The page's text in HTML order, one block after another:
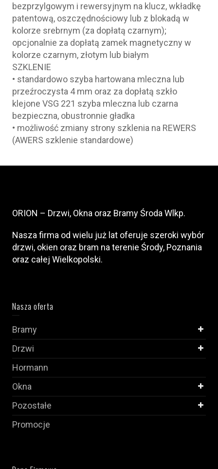
bezprzylgowym i rewersyjnym na klucz, wkładkę
patentową, oszczędnościowy lub z blokadą w
kolorze srebrnym (za dopłatą czarnym);
opcjonalnie za dopłatą zamek magnetyczny w
kolorze czarnym, złotym lub białym
SZKLENIE
• standardowo szyba hartowana mleczna lub
przeźroczysta 4 mm oraz za dopłatą szkło
klejone VSG 221 szyba mleczna lub czarna
bezpieczna, obustronnie gładka
• możliwość zmiany strony szklenia na REWERS
(AWERS szklenie standardowe)
ORION – Drzwi, Okna oraz Bramy Środa Wlkp.
Nasza firma od wielu już lat oferuje szeroki wybór
drzwi, okien oraz bram na terenie Środy, Poznania
oraz całej Wielkopolski.
Nasza oferta
Bramy
Drzwi
Hormann
Okna
Pozostałe
Promocje